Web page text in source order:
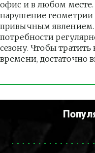
офис и в любом месте.
нарушение геометрии
привычным явлением.
потребности
сезону. Чтобы
времени, достаточно